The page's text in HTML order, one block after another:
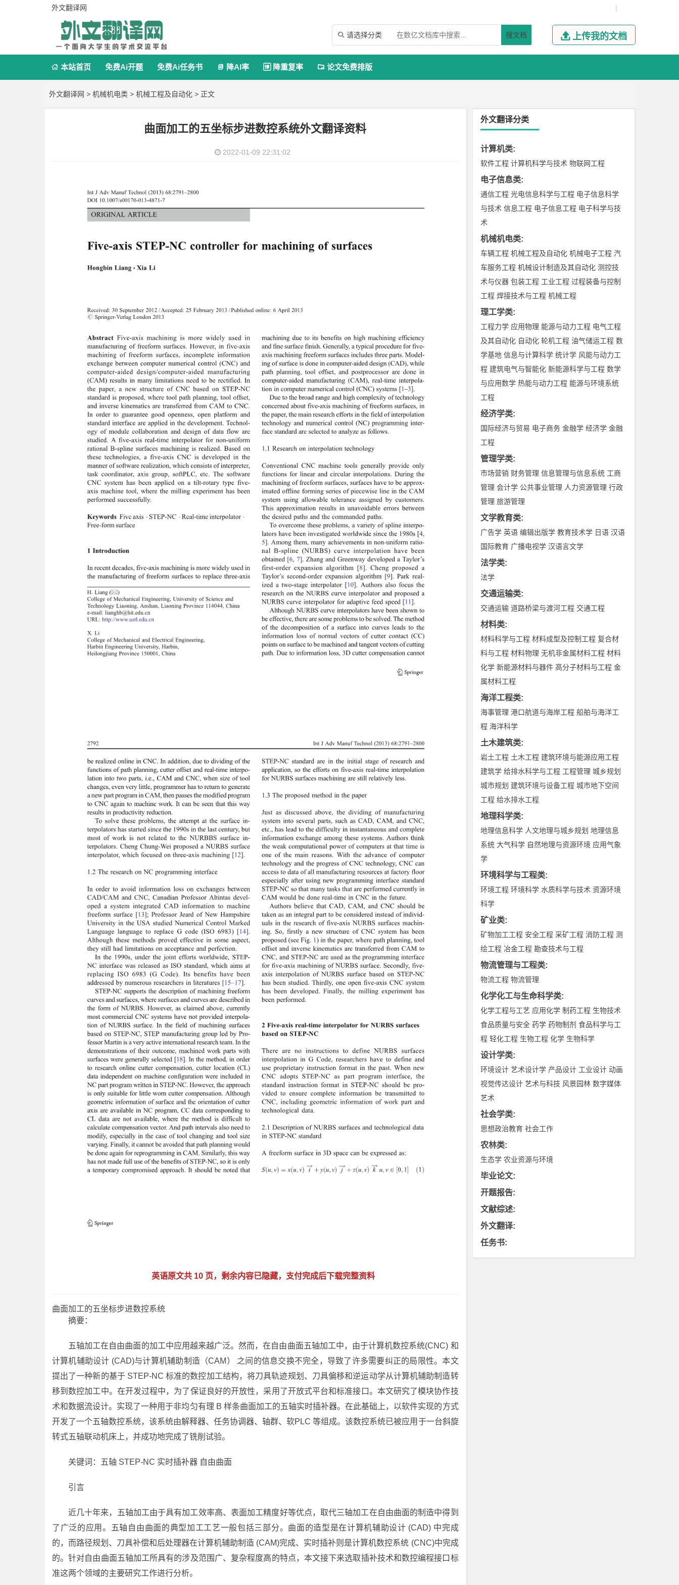
外文翻译网 |
 请选择分类 搜文档  上传我的文档
 本站首页 免费Ai开题 免费Ai任务书  降AI率  降重复率  论文免费排版
外文翻译网 > 机械机电类 > 机械工程及自动化 > 正文
曲面加工的五坐标步进数控系统外文翻译资料
2022-01-09 22:31:02
英语原文共 10 页，剩余内容已隐藏，支付完成后下载完整资料
曲面加工的五坐标步进数控系统
摘要：
五轴加工在自由曲面的加工中应用越来越广泛。然而，在自由曲面五轴加工中，由于计算机数控系统(CNC) 和
计算机辅助设计 (CAD)与计算机辅助制造（CAM） 之间的信息交换不完全，导致了许多需要纠正的局限性。本文
提出了一种新的基于 STEP-NC 标准的数控加工结构，将刀具轨迹规划、刀具偏移和逆运动学从计算机辅助制造转
移到数控加工中。在开发过程中，为了保证良好的开放性，采用了开放式平台和标准接口。本文研究了模块协作技
术和数据流设计。实现了一种用于非均匀有理 B 样条曲面加工的五轴实时插补器。在此基础上，以软件实现的方式
开发了一个五轴数控系统，该系统由解释器、任务协调器、轴群、软PLC 等组成。该数控系统已被应用于一台斜旋
转式五轴联动机床上，并成功地完成了铣削试验。
关键词：五轴 STEP-NC 实时插补器 自由曲面
引言
近几十年来，五轴加工由于具有加工效率高、表面加工精度好等优点，取代三轴加工在自由曲面的制造中得到
了广泛的应用。五轴自由曲面的典型加工工艺一般包括三部分。曲面的造型是在计算机辅助设计 (CAD) 中完成
的，而路径规划、刀具补偿和后处理器在计算机辅助制造 (CAM)完成、实时插补则是计算机数控系统 (CNC)中完成
的。针对自由曲面五轴加工所具有的涉及范围广、复杂程度高的特点，本文接下来选取插补技术和数控编程接口标
准这两个领域的主要研究工作进行分析。
外文翻译分类
计算机类:
软件工程 计算机科学与技术 物联网工程
电子信息类:
通信工程 光电信息科学与工程 电子信息科学
与技术 信息工程 电子信息工程 电子科学与技
术
机械机电类:
车辆工程 机械工程及自动化 机械电子工程 汽
车服务工程 机械设计制造及其自动化 测控技
术与仪器 包装工程 工业工程 过程装备与控制
工程 焊接技术与工程 机械工程
理工学类:
工程力学 应用物理 能源与动力工程 电气工程
及其自动化 自动化 轮机工程 油气储运工程 数
学基地 信息与计算科学 统计学 风能与动力工
程 建筑电气与智能化 新能源科学与工程 数学
与应用数学 热能与动力工程 能源与环境系统
工程
经济学类:
国际经济与贸易 电子商务 金融学 经济学 金融
工程
管理学类:
市场营销 财务管理 信息管理与信息系统 工商
管理 会计学 公共事业管理 人力资源管理 行政
管理 旅游管理
文学教育类:
广告学 英语 编辑出版学 教育技术学 日语 汉语
国际教育 广播电视学 汉语言文学
法学类:
法学
交通运输类:
交通运输 道路桥梁与渡河工程 交通工程
材料类:
材料科学与工程 材料成型及控制工程 复合材
料与工程 材料物理 无机非金属材料工程 材料
化学 新能源材料与器件 高分子材料与工程 金
属材料工程
海洋工程类:
海事管理 港口航道与海岸工程 船舶与海洋工
程 海洋科学
土木建筑类:
岩土工程 土木工程 建筑环境与能源应用工程
建筑学 给排水科学与工程 工程管理 城乡规划
城市规划 建筑环境与设备工程 城市地下空间
工程 给水排水工程
地理科学类:
地理信息科学 人文地理与城乡规划 地理信息
系统 大气科学 自然地理与资源环境 应用气象
学
环境科学与工程类:
环境工程 环境科学 水质科学与技术 资源环境
科学
矿业类:
矿物加工工程 安全工程 采矿工程 消防工程 测
绘工程 冶金工程 勘查技术与工程
物流管理与工程类:
物流工程 物流管理
化学化工与生命科学类:
化学工程与工艺 应用化学 制药工程 生物技术
食品质量与安全 药学 药物制剂 食品科学与工
程 轻化工程 生物工程 化学 生物科学
设计学类:
环境设计 艺术设计学 产品设计 工业设计 动画
视觉传达设计 艺术与科技 风景园林 数字媒体
艺术
社会学类:
思想政治教育 社会工作
农林类:
生态学 农业资源与环境
毕业论文:
开题报告:
文献综述:
外文翻译:
任务书: